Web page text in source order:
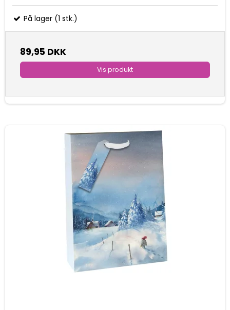
På lager (1 stk.)
89,95 DKK
Vis produkt